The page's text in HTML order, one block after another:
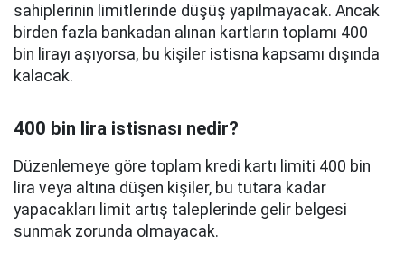
sahiplerinin limitlerinde düşüş yapılmayacak. Ancak
birden fazla bankadan alınan kartların toplamı 400
bin lirayı aşıyorsa, bu kişiler istisna kapsamı dışında
kalacak.
400 bin lira istisnası nedir?
Düzenlemeye göre toplam kredi kartı limiti 400 bin
lira veya altına düşen kişiler, bu tutara kadar
yapacakları limit artış taleplerinde gelir belgesi
sunmak zorunda olmayacak.